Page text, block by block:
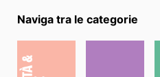
Naviga tra le categorie